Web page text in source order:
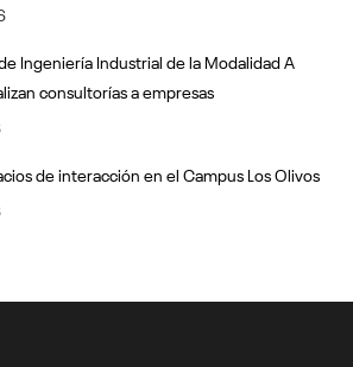
Ingeniería Industrial de la Modalidad A
consultorías a empresas
de interacción en el Campus Los Olivos